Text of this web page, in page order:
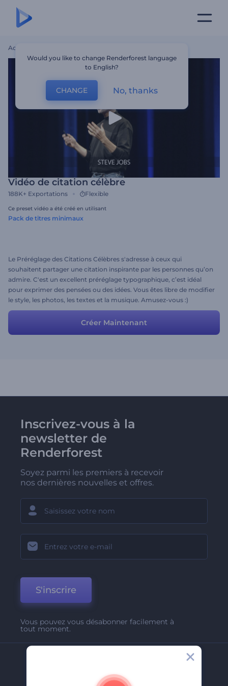
Accueil
Vidéo de citation célèbre
188K+ Exportations Flexible
Ce preset vidéo a été créé en utilisant
Pack de titres minimaux
Le Préréglage des Citations Célèbres s'adresse à ceux qui
souhaitent partager une citation inspirante par les personnes qu’on
admire. C'est un excellent préréglage typographique, c’est idéal
pour exprimer des pensées ou des idées. Vous êtes libre de modifier
le style, les photos, les textes et la musique. Amusez-vous :)
Créer Maintenant
Inscrivez-vous à la
newsletter de
Renderforest
Soyez parmi les premiers à recevoir
nos dernières nouvelles et offres.
S'inscrire
Vous pouvez vous désabonner facilement à
tout moment.
A Propos De Nous
Would you like to change Renderforest language
to English?
CHANGE No, thanks